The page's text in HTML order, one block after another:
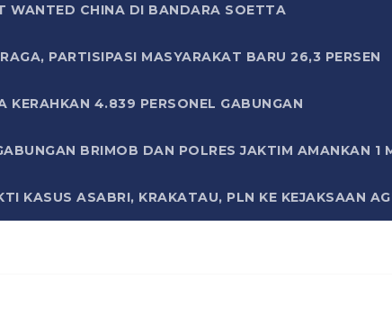
WANTED CHINA DI BANDARA SOETTA
PARTISIPASI MASYARAKAT BARU 26,3 PERSEN
4.839 PERSONEL GABUNGAN
BRIMOB DAN POLRES JAKTIM AMANKAN 1
KASUS ASABRI, KRAKATAU, PLN KE KEJAKSAAN